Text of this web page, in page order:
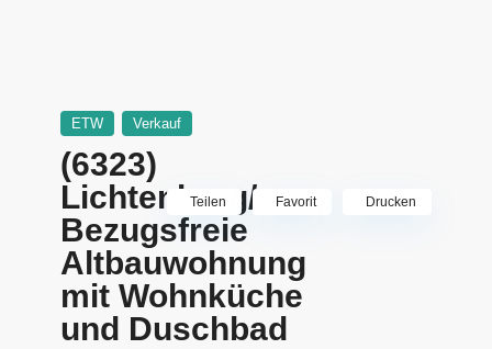
ETW Verkauf
(6323)
Lichtenberg/
Bezugsfreie
Altbauwohnung
mit Wohnküche
und Duschbad
Teilen Favorit Drucken